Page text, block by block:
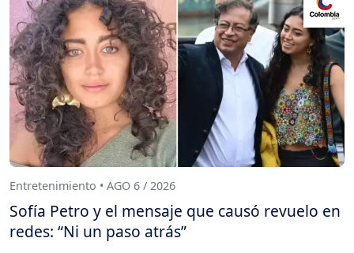
Entretenimiento • AGO 6 / 2026
Sofía Petro y el mensaje que causó revuelo en
redes: “Ni un paso atrás”